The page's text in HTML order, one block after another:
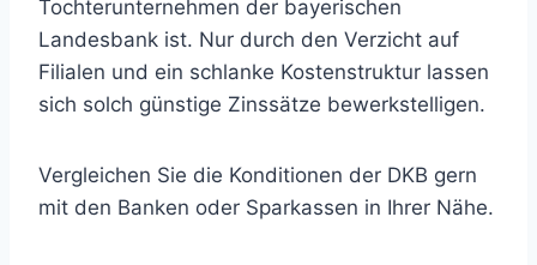
Tochterunternehmen der bayerischen
Landesbank ist. Nur durch den Verzicht auf
Filialen und ein schlanke Kostenstruktur lassen
sich solch günstige Zinssätze bewerkstelligen.
Vergleichen Sie die Konditionen der DKB gern
mit den Banken oder Sparkassen in Ihrer Nähe.